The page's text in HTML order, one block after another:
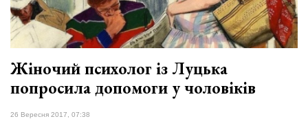
Жіночий психолог із Луцька
попросила допомоги у чоловіків
26 Вересня 2017, 07:38